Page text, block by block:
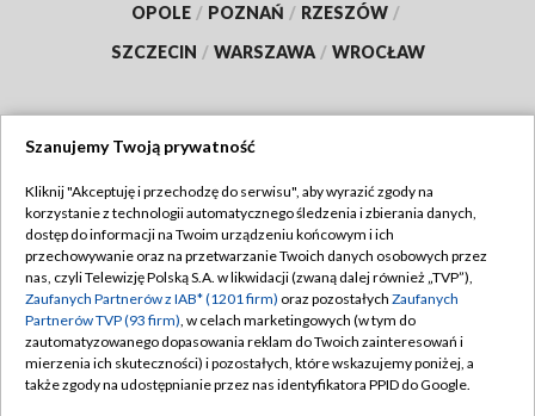
OPOLE / POZNAŃ / RZESZÓW /
SZCZECIN / WARSZAWA / WROCŁAW
TVP
Abonament TVP
Emisja w TVP
Centrum informacji TVP
Naziemna Telewizja Cyfrowa
Regulamin TVP
Polityka prywatności
Moje zgody
Pomoc
Szanujemy Twoją prywatność
Kliknij "Akceptuję i przechodzę do serwisu", aby wyrazić zgody na
korzystanie z technologii automatycznego śledzenia i zbierania danych,
dostęp do informacji na Twoim urządzeniu końcowym i ich
przechowywanie oraz na przetwarzanie Twoich danych osobowych przez
nas, czyli Telewizję Polską S.A. w likwidacji (zwaną dalej również „TVP”),
Zaufanych Partnerów z IAB* (1201 firm) oraz pozostałych Zaufanych
Partnerów TVP (93 firm), w celach marketingowych (w tym do
zautomatyzowanego dopasowania reklam do Twoich zainteresowań i
mierzenia ich skuteczności) i pozostałych, które wskazujemy poniżej, a
także zgody na udostępnianie przez nas identyfikatora PPID do Google.